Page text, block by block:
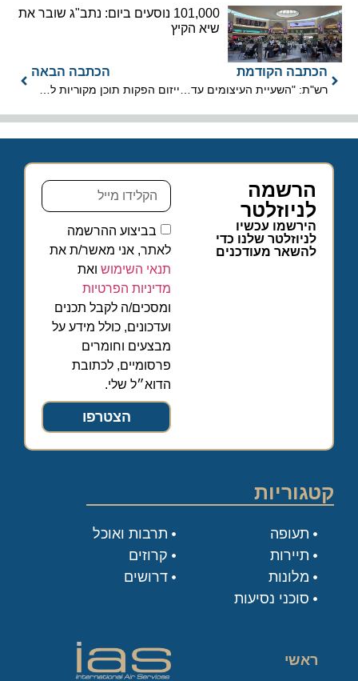
101,000 נוסעים ביום: נתב"ג שובר את
שיא הקיץ
הכתבה הקודמת
רש"ת: "השעיית העיצומים עד לאחר הפגישה המתוכננת ביום א' הקרוב"
הכתבה הבאה
ייזום הפקות תוכן מקוריות לתמיכה בתיירות באילת
הרשמה
לניוזלטר
הירשמו עכשיו
לניוזלטר שלנו כדי
להשאר מעודכנים
בביצוע ההרשמה
לאתר, אני מאשר/ת את
תנאי השימוש ואת
מדיניות הפרטיות
ומסכים/ה לקבל תכנים
ועדכונים, כולל מידע על
מבצעים וחומרים
פרסומיים, לכתובת
הדוא״ל שלי.
הצטרפו
קטגוריות
תעופה
תיירות
מלונות
סוכני נסיעות
תרבות ואוכל
קרוזים
דרושים
ראשי